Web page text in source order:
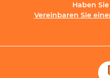
Haben
Vereinbaren Sie